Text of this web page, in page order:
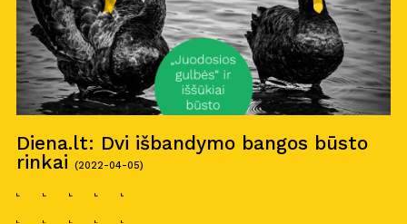
Diena.lt: Dvi išbandymo bangos būsto
rinkai
(2022-04-05)